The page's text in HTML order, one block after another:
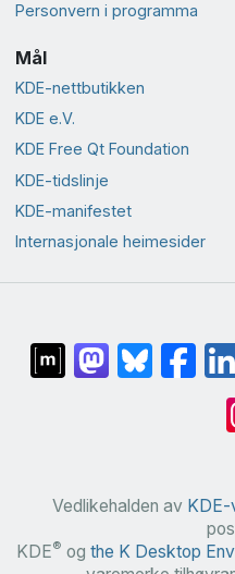
Personvern i programma
Mål
KDE-nettbutikken
KDE e.V.
KDE Free Qt Foundation
KDE-tidslinje
KDE-manifestet
Internasjonale heimesider
Vedlikehalden av KDE-
KDE® og the K Desktop